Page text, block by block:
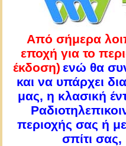
Από σήμερα
εποχή για το
έκδοση) ενώ θα
και να υπάρχει
μας, η κλασική
περιοχής σας ή
σπίτι